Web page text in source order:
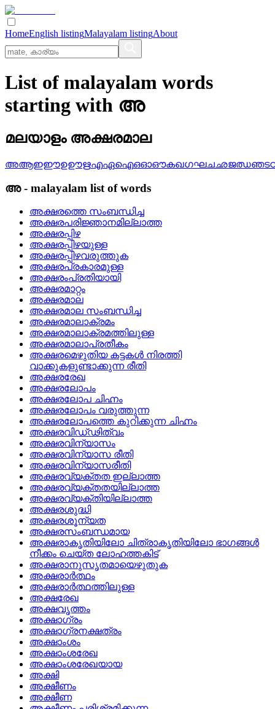
HomeEnglish listingMalayalam listingAbout
List of malayalam words
starting with അ
മലയാളം അക്ഷരമാല
അആഇഈഉഊഋഎഏഐഒഓഔകഖഗഘചഛജഝഞട
അ- malayalam list of words
അക്ഷരത്തെ സംബന്ധിച്ച
അക്ഷരപരിജ്ഞാനമില്ലാത്ത
അക്ഷരപ്പിഴ
അക്ഷരപ്പിഴയുള്ള
അക്ഷരപ്പിഴവരുത്തുക
അക്ഷരപ്രകാരമുള്ള
അക്ഷരംപ്രതിയായി
അക്ഷരമാറ്റം
അക്ഷരമാല
അക്ഷരമാല സംബന്ധിച്ച
അക്ഷരമാലാക്രമം
അക്ഷരമാലാക്രമത്തിലുള്ള
അക്ഷരമാലാപ്രതീകം
അക്ഷരമെഴുതിയ കട്ടകള്‍ നിരത്തി
വാക്കുകളുണ്ടാക്കുന്ന രീതി
അക്ഷരരേഖ
അക്ഷരലോപം
അക്ഷരലോപ ചിഹ്നം
അക്ഷരലോപം വരുത്തുന്ന
അക്ഷരലോപത്തെ കുറിക്കുന്ന ചിഹ്നം
അക്ഷരവിഡ്‌ഢിത്വം
അക്ഷരവിന്യാസം
അക്ഷരവിന്യാസ രീതി
അക്ഷരവിന്യാസരീതി
അക്ഷരവ്യക്തത ഇല്ലാത്ത
അക്ഷരവ്യക്തതയില്ലാത്ത
അക്ഷരവ്യക്തിയില്ലാത്ത
അക്ഷരശുദ്ധി
അക്ഷരശൂന്യത
അക്ഷരസംബന്ധമായ
അക്ഷരാകൃതിയിലോ ചിത്രാകൃതിയിലോ ഭാഗങ്ങള്‍
നീക്കം ചെയ്‌ത ലോഹത്തകിട്
അക്ഷരാനുസൃതമായെഴുതുക
അക്ഷരാര്‍ത്ഥം
അക്ഷരാര്‍ത്ഥത്തിലുള്ള
അക്ഷരേഖ
അക്ഷവൃത്തം
അക്ഷാഗ്രം
അക്ഷാഗ്രനക്ഷത്രം
അക്ഷാംശം
അക്ഷാംശരേഖ
അക്ഷാംശരേഖയായ
അക്ഷി
അക്ഷീണം
അക്ഷീണ